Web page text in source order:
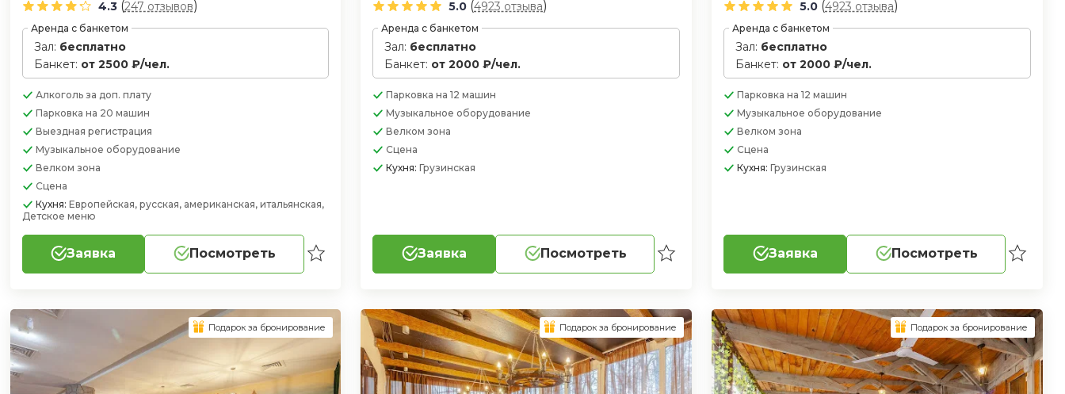
4.3 (247 отзывов)
Аренда с банкетом
Зал: бесплатно
Банкет: от 2500 ₽/чел.
Алкоголь за доп. плату
Парковка на 20 машин
Выездная регистрация
Музыкальное оборудование
Велком зона
Сцена
Кухня: Европейская, русская, американская, итальянская,
Детское меню
Заявка Посмотреть
5.0 (4923 отзыва)
Аренда с банкетом
Зал: бесплатно
Банкет: от 2000 ₽/чел.
Парковкана 12 машин
Музыкальное оборудование
Велком зона
Сцена
Кухня:Грузинская
Заявка Посмотреть
5.0 (4923 отзыва)
Аренда с банкетом
Зал: бесплатно
Банкет: от 2000 ₽/чел.
Парковкана 12 машин
Музыкальное оборудование
Велком зона
Сцена
Кухня:Грузинская
Заявка Посмотреть
Подарок за бронирование Подарок за бронирование Подарок за бронирование